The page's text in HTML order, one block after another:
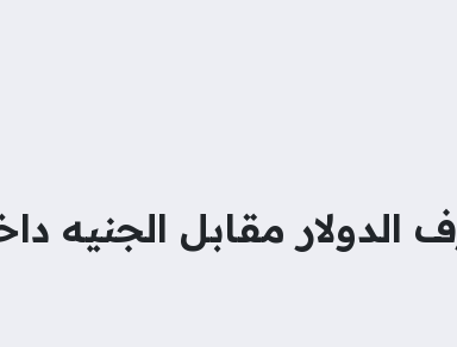
مقابل الجنيه